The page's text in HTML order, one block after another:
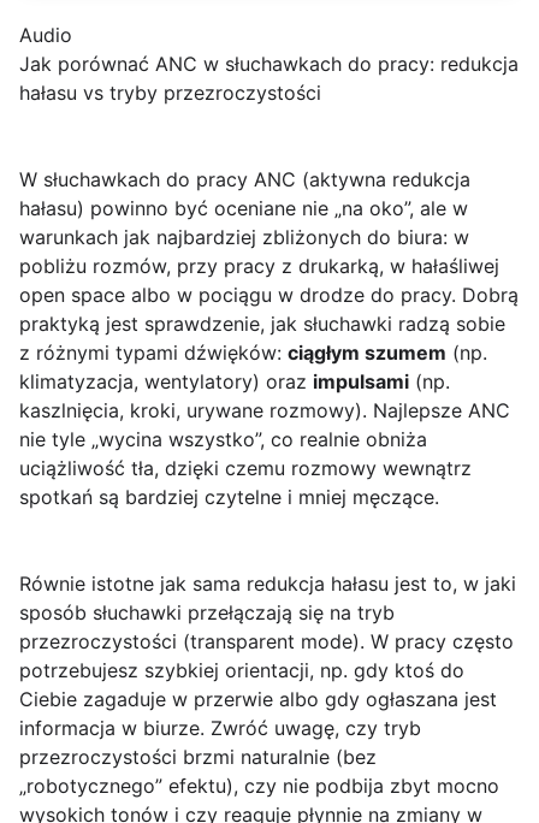
Audio
Jak porównać ANC w słuchawkach do pracy: redukcja
hałasu vs tryby przezroczystości
W słuchawkach do pracy ANC (aktywna redukcja
hałasu) powinno być oceniane nie „na oko”, ale w
warunkach jak najbardziej zbliżonych do biura: w
pobliżu rozmów, przy pracy z drukarką, w hałaśliwej
open space albo w pociągu w drodze do pracy. Dobrą
praktyką jest sprawdzenie, jak słuchawki radzą sobie
z różnymi typami dźwięków: ciągłym szumem (np.
klimatyzacja, wentylatory) oraz impulsami (np.
kaszlnięcia, kroki, urywane rozmowy). Najlepsze ANC
nie tyle „wycina wszystko”, co realnie obniża
uciążliwość tła, dzięki czemu rozmowy wewnątrz
spotkań są bardziej czytelne i mniej męczące.
Równie istotne jak sama redukcja hałasu jest to, w jaki
sposób słuchawki przełączają się na tryb
przezroczystości (transparent mode). W pracy często
potrzebujesz szybkiej orientacji, np. gdy ktoś do
Ciebie zagaduje w przerwie albo gdy ogłaszana jest
informacja w biurze. Zwróć uwagę, czy tryb
przezroczystości brzmi naturalnie (bez
„robotycznego” efektu), czy nie podbija zbyt mocno
wysokich tonów i czy reaguje płynnie na zmiany w